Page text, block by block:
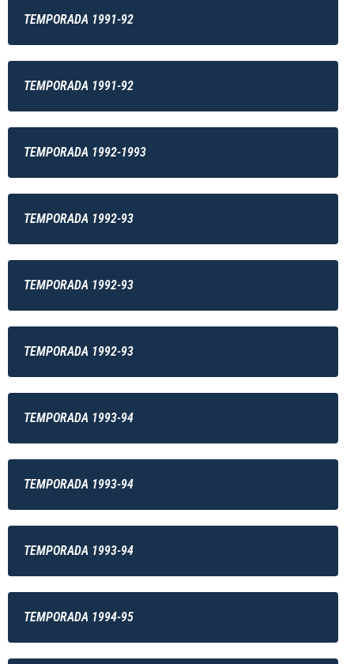
TEMPORADA 1991-92
TEMPORADA 1991-92
TEMPORADA 1992-1993
TEMPORADA 1992-93
TEMPORADA 1992-93
TEMPORADA 1992-93
TEMPORADA 1993-94
TEMPORADA 1993-94
TEMPORADA 1993-94
TEMPORADA 1994-95